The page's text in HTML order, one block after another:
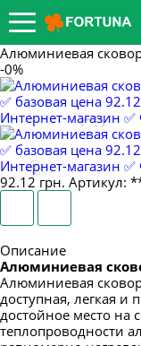
Алюминиевая
-0%
92.12 грн. Артикул:
Описание
Алюминиевая
Алюминиевая
доступная, легкая и
достойное место на
теплопроводности
14.09.2022
04.09.2022
28.08.2022
ПРИХОД